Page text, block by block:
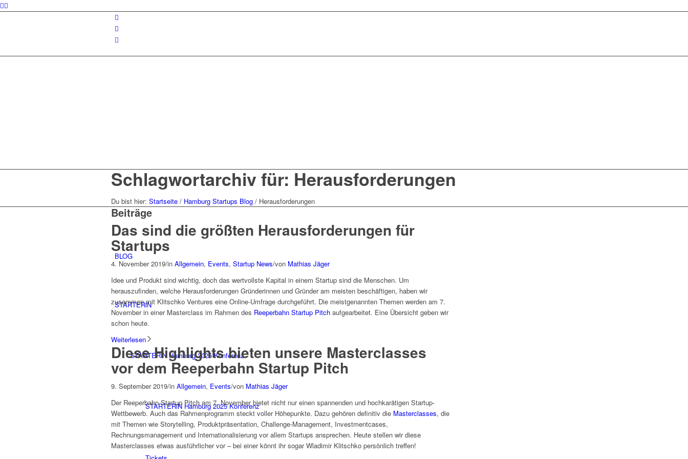
BLOG
STARTERiN
STARTERiN Hamburg 2025 Konferenz
STARTERiN Hamburg 2025 Konferenz
Schlagwortarchiv für: Herausforderungen
Du bist hier: Startseite / Hamburg Startups Blog / Herausforderungen
Beiträge
Das sind die größten Herausforderungen für
Startups
4. November 2019/in Allgemein, Events, Startup News/von Mathias Jäger
Idee und Produkt sind wichtig, doch das wertvollste Kapital in einem Startup sind die Menschen. Um
herauszufinden, welche Herausforderungen Gründerinnen und Gründer am meisten beschäftigen, haben wir
zusammen mit Klitschko Ventures eine Online-Umfrage durchgeführt. Die meistgenannten Themen werden am 7.
November in einer Masterclass im Rahmen des Reeperbahn Startup Pitch aufgearbeitet. Eine Übersicht geben wir
schon heute.
Weiterlesen
Diese Highlights bieten unsere Masterclasses
vor dem Reeperbahn Startup Pitch
9. September 2019/in Allgemein, Events/von Mathias Jäger
Der Reeperbahn Startup Pitch am 7. November bietet nicht nur einen spannenden und hochkarätigen Startup-
Wettbewerb. Auch das Rahmenprogramm steckt voller Höhepunkte. Dazu gehören definitiv die Masterclasses, die
mit Themen wie Storytelling, Produktpräsentation, Challenge-Management, Investmentcases,
Rechnungsmanagement und Internationalisierung vor allem Startups ansprechen. Heute stellen wir diese
Masterclasses etwas ausführlicher vor – bei einer könnt ihr sogar Wladimir Klitschko persönlich treffen!